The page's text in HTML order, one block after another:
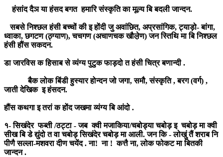
हंसांद दैञ या हंसद बगत हमारि संस्कृति का मूल्य बि बदली जान्दन.
सबसे निश्छल हंसी बच्चों की इ होंदी जु अवांछित, अप्रसांगिक, ट्याड़ो- बांगा,
ध्वाका, छगटण (ठ्ग्याण), चचगण (अचाणचक खौल़ेण) जन स्तिथि मा बि निश्छल
हंसी हौंस सकदन.
डा जारविस क हिसाब से व्यंग्य पुटुक फाड़दो त हंसी चित्र बणान्दी .
बैक लोक बिंडी हुस्यार होन्दन जो जगा, समौ, संस्कृति , बरग (वर्ग) ,
जाती देखिक इ हंसदन.
हौंस कथगा इ तरां क होंद जखमा व्यंग्य बि आंदो .
१- सिखंदेर फब्ती /ठट्टा - जब क्वी मजाकिया/चबोड्या चबोड़ इ चबोड़ मा क्वी
सीख बि डे द्युंदो त वा चबोड़ सिखंदेर चबोड़ मा आली. जन कि - लोखुं तैं शराब नि
पीणै सल्ला-मशवरा दीण चयेंद . ना! ना ! कत्तै ना, लोक फोकट मा बितकी
जान्दन .